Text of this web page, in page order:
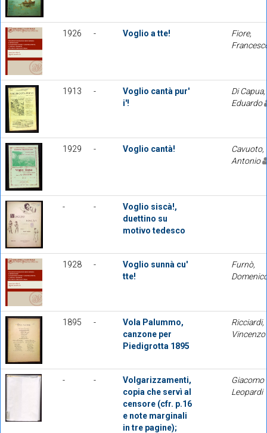
1926 - Voglio a tte!
Fiore,
1913 -
Voglio cantà pur'
i'!
Di Capua,
Eduardo
1929 - Voglio cantà!
Cavuoto,
Antonio
- -
Voglio siscà!,
duettino su
motivo tedesco
1928 -
Voglio sunnà cu'
tte!
Furnò,
1895 -
Vola Palummo,
canzone per
Piedigrotta 1895
Ricciardi,
Vincenzo
- -
Volgarizzamenti,
copia che servì al
censore (cfr. p.16
e note marginali
in tre pagine);
Giacomo
Leopardi